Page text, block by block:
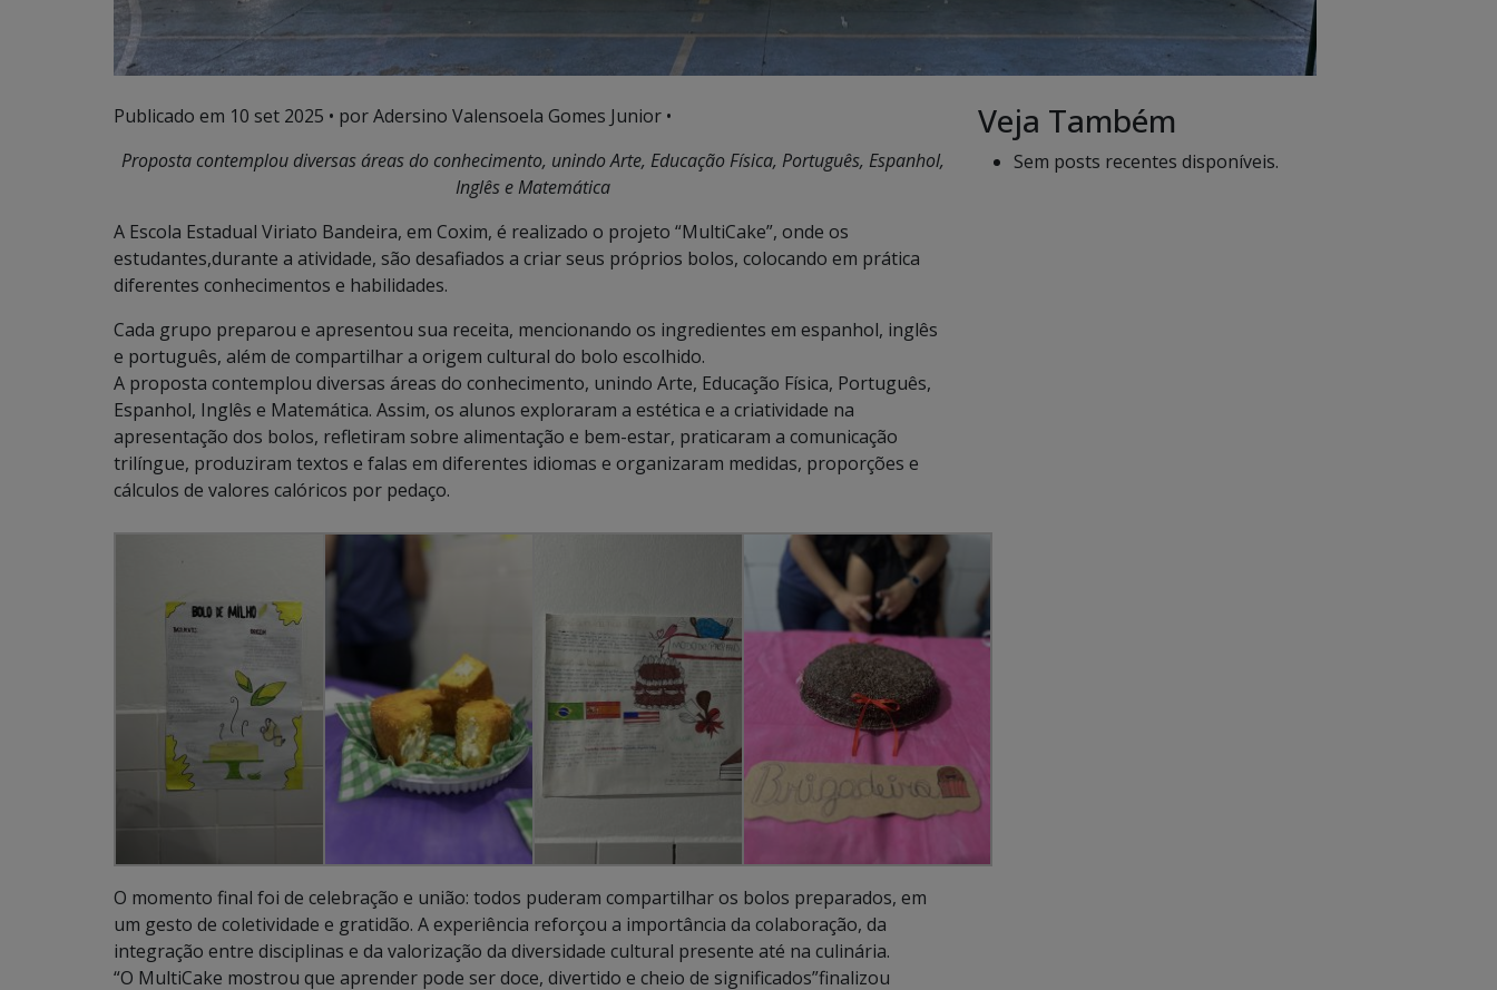
Publicado em 10 set 2025 • por Adersino Valensoela Gomes Junior •
Proposta contemplou diversas áreas do conhecimento, unindo Arte, Educação Física, Português, Espanhol,
Inglês e Matemática
A Escola Estadual Viriato Bandeira, em Coxim, é realizado o projeto “MultiCake”, onde os
estudantes,durante a atividade, são desafiados a criar seus próprios bolos, colocando em prática
diferentes conhecimentos e habilidades.
Cada grupo preparou e apresentou sua receita, mencionando os ingredientes em espanhol, inglês
e português, além de compartilhar a origem cultural do bolo escolhido.
A proposta contemplou diversas áreas do conhecimento, unindo Arte, Educação Física, Português,
Espanhol, Inglês e Matemática. Assim, os alunos exploraram a estética e a criatividade na
apresentação dos bolos, refletiram sobre alimentação e bem-estar, praticaram a comunicação
trilíngue, produziram textos e falas em diferentes idiomas e organizaram medidas, proporções e
cálculos de valores calóricos por pedaço.
O momento final foi de celebração e união: todos puderam compartilhar os bolos preparados, em
um gesto de coletividade e gratidão. A experiência reforçou a importância da colaboração, da
integração entre disciplinas e da valorização da diversidade cultural presente até na culinária.
“O MultiCake mostrou que aprender pode ser doce, divertido e cheio de significados”finalizou
Veja Também
Sem posts recentes disponíveis.